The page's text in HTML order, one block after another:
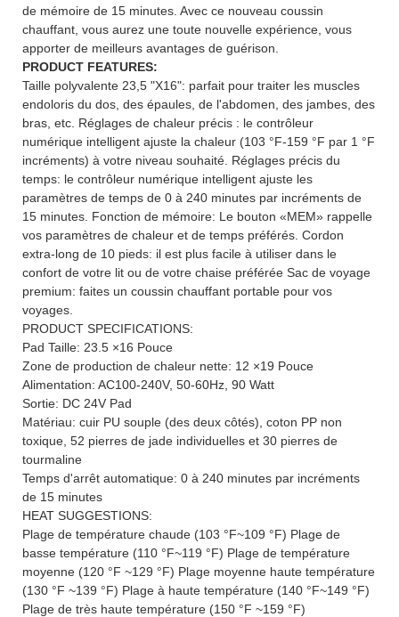
de mémoire de 15 minutes. Avec ce nouveau coussin
chauffant, vous aurez une toute nouvelle expérience, vous
apporter de meilleurs avantages de guérison.
PRODUCT FEATURES:
Taille polyvalente 23,5 "X16": parfait pour traiter les muscles
endoloris du dos, des épaules, de l'abdomen, des jambes, des
bras, etc. Réglages de chaleur précis : le contrôleur
numérique intelligent ajuste la chaleur (103 °F-159 °F par 1 °F
incréments) à votre niveau souhaité. Réglages précis du
temps: le contrôleur numérique intelligent ajuste les
paramètres de temps de 0 à 240 minutes par incréments de
15 minutes. Fonction de mémoire: Le bouton «MEM» rappelle
vos paramètres de chaleur et de temps préférés. Cordon
extra-long de 10 pieds: il est plus facile à utiliser dans le
confort de votre lit ou de votre chaise préférée Sac de voyage
premium: faites un coussin chauffant portable pour vos
voyages.
PRODUCT SPECIFICATIONS:
Pad Taille: 23.5 ×16 Pouce
Zone de production de chaleur nette: 12 ×19 Pouce
Alimentation: AC100-240V, 50-60Hz, 90 Watt
Sortie: DC 24V Pad
Matériau: cuir PU souple (des deux côtés), coton PP non
toxique, 52 pierres de jade individuelles et 30 pierres de
tourmaline
Temps d'arrêt automatique: 0 à 240 minutes par incréments
de 15 minutes
HEAT SUGGESTIONS:
Plage de température chaude (103 °F~109 °F) Plage de
basse température (110 °F~119 °F) Plage de température
moyenne (120 °F ~129 °F) Plage moyenne haute température
(130 °F ~139 °F) Plage à haute température (140 °F~149 °F)
Plage de très haute température (150 °F ~159 °F)